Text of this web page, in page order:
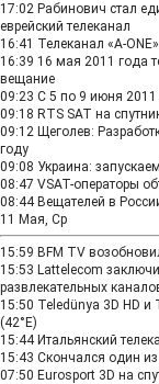
17:02 Рабинович стал
еврейский телеканал
16:41 Телеканал «A-
16:39 16 мая 2011 года
вещание
09:23 С 5 по 9 июня 2011
09:18 RTS SAT на
09:12 Щеголев:
году
09:08 Украина:
08:47 VSAT-операторы
08:44 Вещателей в
11 Мая, Ср
15:59 BFM TV
15:53 Lattelecom
развлекательных
15:50 Teledünya 3D HD и
(42°E)
15:44 Итальянский
15:43 Скончался один из
07:50 Eurosport 3D на